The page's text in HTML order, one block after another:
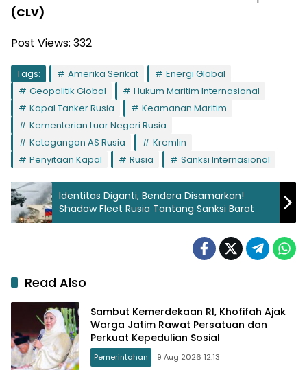
(CLV)
Post Views: 332
Tags: Amerika Serikat
Energi Global
Geopolitik Global
Hukum Maritim Internasional
Kapal Tanker Rusia
Keamanan Maritim
Kementerian Luar Negeri Rusia
Ketegangan AS Rusia
Kremlin
Penyitaan Kapal
Rusia Sanksi Internasional
Identitas Diganti, Bendera Disamarkan!
Shadow Fleet Rusia Tantang Sanksi Barat
Read Also
Sambut Kemerdekaan RI, Khofifah Ajak
Warga Jatim Rawat Persatuan dan
Perkuat Kepedulian Sosial
Pemerintahan 9 Aug 2026 12:13